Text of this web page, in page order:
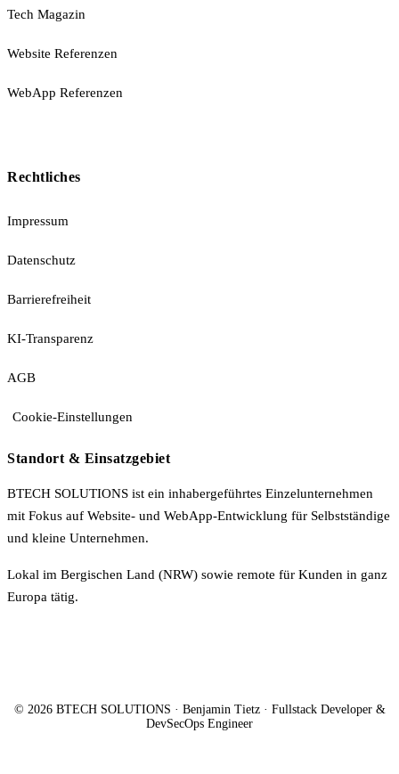
Tech Magazin
Website Referenzen
WebApp Referenzen
Rechtliches
Impressum
Datenschutz
Barrierefreiheit
KI-Transparenz
AGB
Cookie-Einstellungen
Standort & Einsatzgebiet
BTECH SOLUTIONS ist ein inhabergeführtes Einzelunternehmen
mit Fokus auf Website- und WebApp-Entwicklung für Selbstständige
und kleine Unternehmen.
Lokal im Bergischen Land (NRW) sowie remote für Kunden in ganz
Europa tätig.
© 2026 BTECH SOLUTIONS · Benjamin Tietz · Fullstack Developer &
DevSecOps Engineer